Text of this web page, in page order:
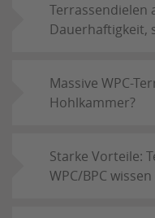
Terrassendielen
Dauerhaftigkeit,
Massive WPC-
Hohlkammer?
Starke Vorteile:
WPC/BPC